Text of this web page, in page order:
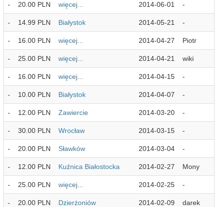
- 20.00 PLN więcej... 2014-06-01 -
- 14.99 PLN Białystok 2014-05-21 -
- 16.00 PLN więcej... 2014-04-27 Piotr
- 25.00 PLN więcej... 2014-04-21 wiki
- 16.00 PLN więcej... 2014-04-15 -
- 10.00 PLN Białystok 2014-04-07 -
- 12.00 PLN Zawiercie 2014-03-20 -
- 30.00 PLN Wrocław 2014-03-15 -
- 20.00 PLN Sławków 2014-03-04 -
- 12.00 PLN Kuźnica Białostocka 2014-02-27 Mony
- 25.00 PLN więcej... 2014-02-25 -
- 20.00 PLN Dzierżoniów 2014-02-09 darek